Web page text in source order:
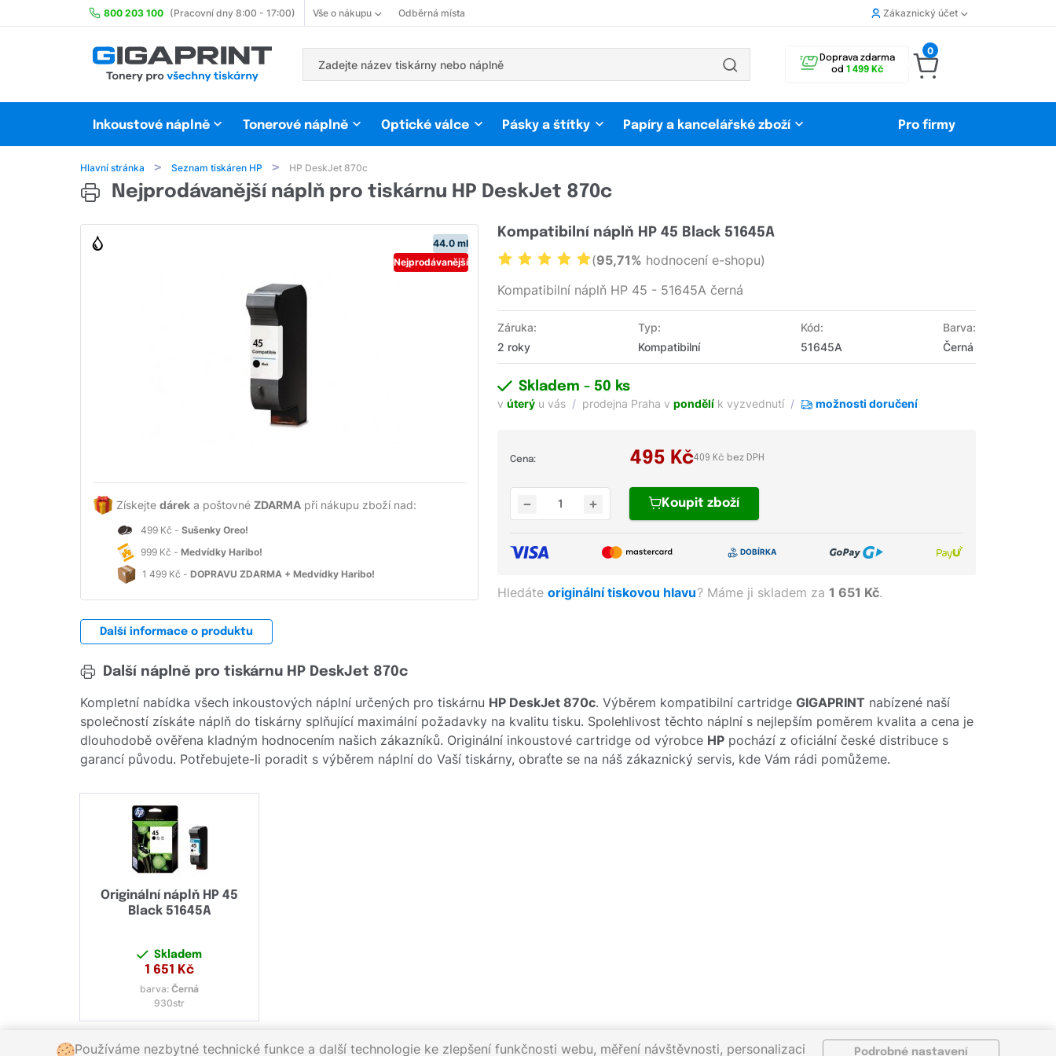
800 203 100 (Pracovní dny 8:00 - 17:00) Vše o nákupu Odběrná místa Zákaznický účet
Doprava zdarma
od 1 499 Kč
0
Inkoustové náplně Tonerové náplně Optické válce Pásky a štítky Papíry a kancelářské zboží Pro firmy
Hlavní stránka Seznam tiskáren HP HP DeskJet 870c
Nejprodávanější náplň pro tiskárnu HP DeskJet 870c
44.0 ml
Nejprodávanější
Získejte dárek a poštovné ZDARMA při nákupu zboží nad:
499 Kč - Sušenky Oreo!
999 Kč - Medvídky Haribo!
1 499 Kč - DOPRAVU ZDARMA + Medvídky Haribo!
Kompatibilní náplň HP 45 Black 51645A
(95,71% hodnocení e-shopu)
Kompatibilní náplň HP 45 - 51645A černá
Záruka:
2 roky
Typ:
Kompatibilní
Kód:
51645A
Barva:
Černá
Skladem- 50 ks
vúterý u vás prodejna Praha vpondělí k vyzvednutí možnosti doručení
Cena: 495 Kč409 Kč bez DPH
Koupitzboží
Hledáteoriginální tiskovou hlavu? Máme ji skladem za1 651 Kč.
Další informace o produktu
Další náplně pro tiskárnu HP DeskJet 870c
Kompletní nabídka všech inkoustových náplní určených pro tiskárnu HP DeskJet 870c. Výběrem kompatibilní cartridge GIGAPRINT nabízené naší
společností získáte náplň do tiskárny splňující maximální požadavky na kvalitu tisku. Spolehlivost těchto náplní s nejlepším poměrem kvalita a cena je
dlouhodobě ověřena kladným hodnocením našich zákazníků. Originální inkoustové cartridge od výrobce HP pochází z oficiální české distribuce s
garancí původu. Potřebujete-li poradit s výběrem náplní do Vaší tiskárny, obraťte se na náš zákaznický servis, kde Vám rádi pomůžeme.
Originální náplň HP 45
Black 51645A
Skladem
1 651 Kč
barva:Černá
930str
Používáme nezbytné technické funkce a další technologie ke zlepšení funkčnosti webu, měření návštěvnosti, personalizaci Podrobné nastavení